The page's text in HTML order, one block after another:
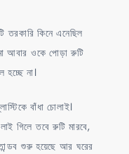
তরকারি কিনে এনেছিল
আবার ওকে পোড়া রুটি
হচ্ছে না।
বাঁধা চোলাই।
গিলে তবে রুটি মারবে,
শুরু হয়েছে আর ঘরের